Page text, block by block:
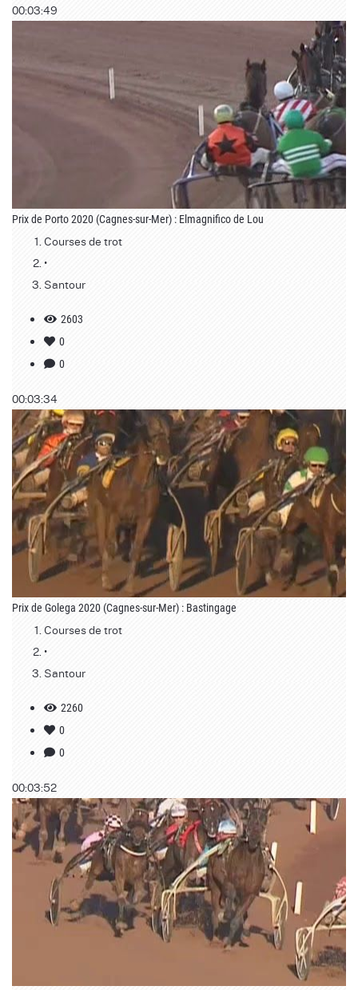
00:03:49
Prix de Porto 2020 (Cagnes-sur-Mer) : Elmagnifico de Lou
Courses de trot
•
Santour
2603
0
0
00:03:34
Prix de Golega 2020 (Cagnes-sur-Mer) : Bastingage
Courses de trot
•
Santour
2260
0
0
00:03:52